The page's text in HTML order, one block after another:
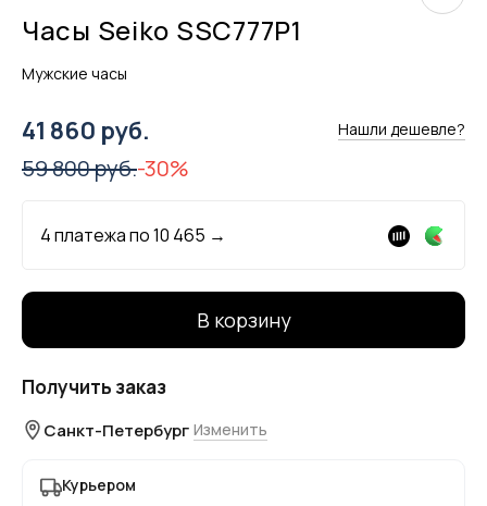
Часы Seiko SSC777P1
Мужские часы
41 860 руб. Нашли дешевле?
59 800 руб.-30%
4 платежа по10 465 →
В корзину
Получить заказ
Санкт-Петербург Изменить
Курьером